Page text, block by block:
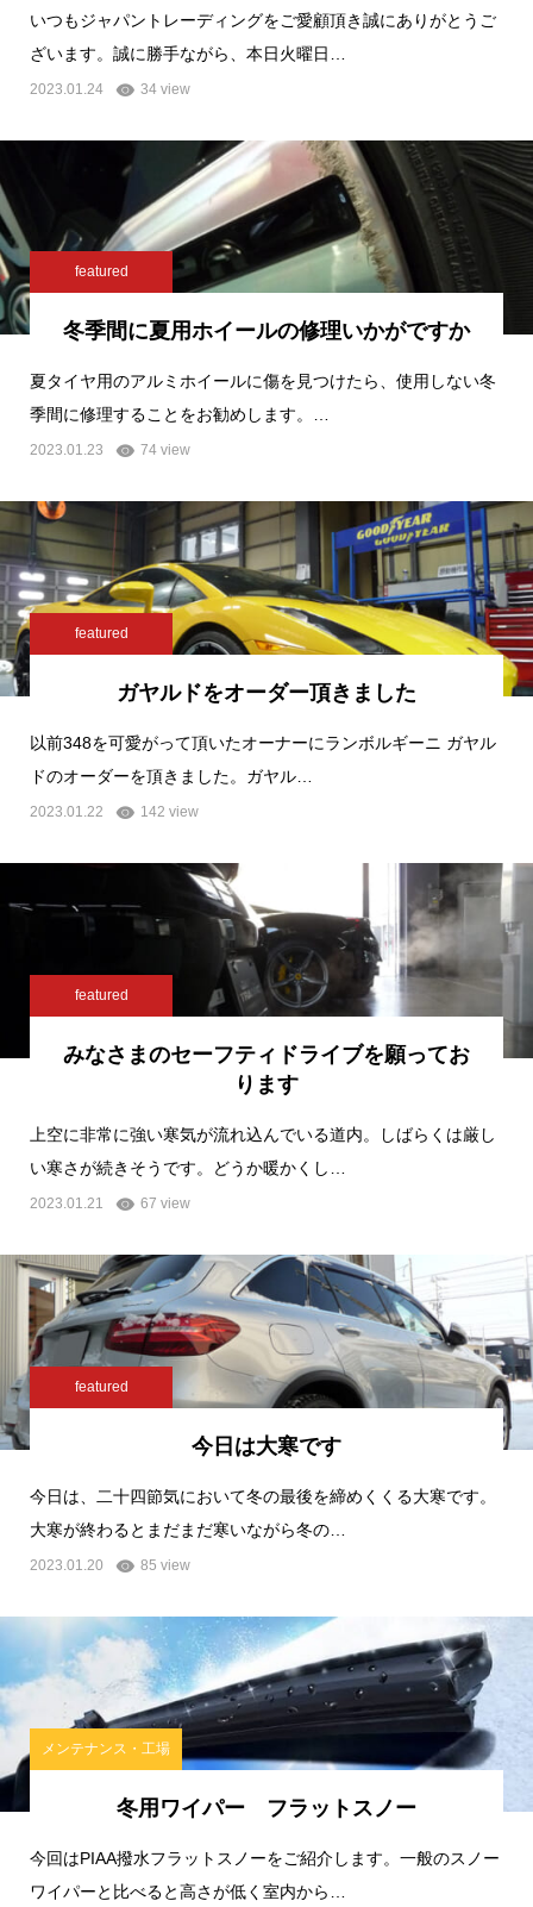
いつもジャパントレーディングをご愛顧頂き誠にありがとうご
ざいます。誠に勝手ながら、本日火曜日…
2023.01.24 34 view
featured
冬季間に夏用ホイールの修理いかがですか
夏タイヤ用のアルミホイールに傷を見つけたら、使用しない冬
季間に修理することをお勧めします。…
2023.01.23 74 view
featured
ガヤルドをオーダー頂きました
以前348を可愛がって頂いたオーナーにランボルギーニ ガヤル
ドのオーダーを頂きました。ガヤル…
2023.01.22 142 view
featured
みなさまのセーフティドライブを願ってお
ります
上空に非常に強い寒気が流れ込んでいる道内。しばらくは厳し
い寒さが続きそうです。どうか暖かくし…
2023.01.21 67 view
featured
今日は大寒です
今日は、二十四節気において冬の最後を締めくくる大寒です。
大寒が終わるとまだまだ寒いながら冬の…
2023.01.20 85 view
メンテナンス・工場
冬用ワイパー フラットスノー
今回はPIAA撥水フラットスノーをご紹介します。一般のスノー
ワイパーと比べると高さが低く室内から…